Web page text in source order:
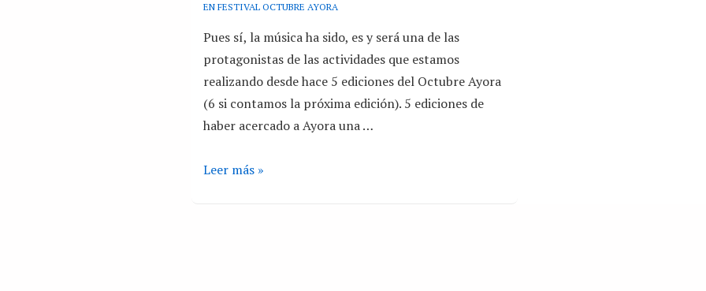
ENFESTIVAL OCTUBRE AYORA
Pues sí, la música ha sido, es y será una de las
protagonistas de las actividades que estamos
realizando desde hace 5 ediciones del Octubre Ayora
(6 si contamos la próxima edición). 5 ediciones de
haber acercado a Ayora una …
Leer más »